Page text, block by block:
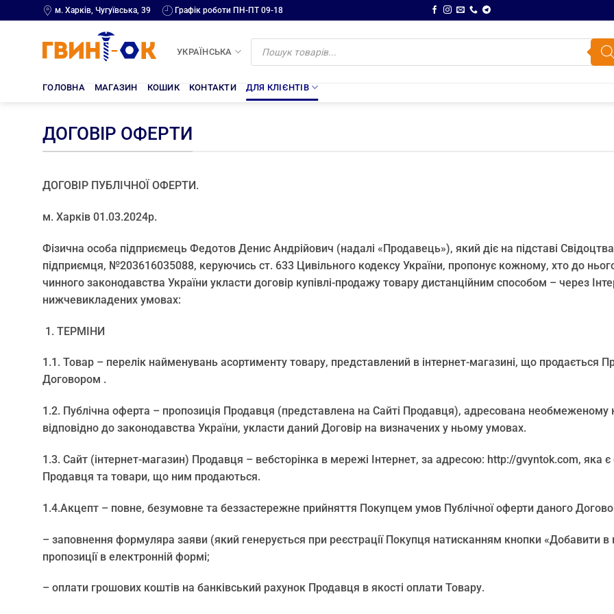
to
м. Харків, Чугуївська, 39 Графік роботи ПН-ПТ 09-18
УКРАЇНСЬКА
Products
search
ГОЛОВНА МАГАЗИН КОШИК КОНТАКТИ ДЛЯ КЛІЄНТІВ
ДОГОВІР ОФЕРТИ
ДОГОВІР ПУБЛІЧНОЇ ОФЕРТИ.
м. Харків 01.03.2024р.
Фізична особа підприємець Федотов Денис Андрійович (надалі «Продавець»), який діє на підставі
підприємця, №203616035088, керуючись ст. 633 Цивільного кодексу України, пропонує кожному, хто до
чинного законодавства України укласти договір купівлі-продажу товару дистанційним способом – через
нижчевикладених умовах:
ТЕРМІНИ
1.1. Товар – перелік найменувань асортименту товару, представлений в інтернет-магазині, що
Договором .
1.2. Публічна оферта – пропозиція Продавця (представлена на Сайті Продавця), адресована необмеженому
відповідно до законодавства України, укласти даний Договір на визначених у ньому умовах.
1.3. Сайт (інтернет-магазин) Продавця – вебсторінка в мережі Інтернет, за адресою: http://gvyntok.com,
Продавця та товари, що ним продаються.
1.4.Акцепт – повне, безумовне та беззастережне прийняття Покупцем умов Публічної оферти даного
– заповнення формуляра заяви (який генерується при реєстрації Покупця натисканням кнопки «Добавити
пропозиції в електронній формі;
– оплати грошових коштів на банківський рахунок Продавця в якості оплати Товару.